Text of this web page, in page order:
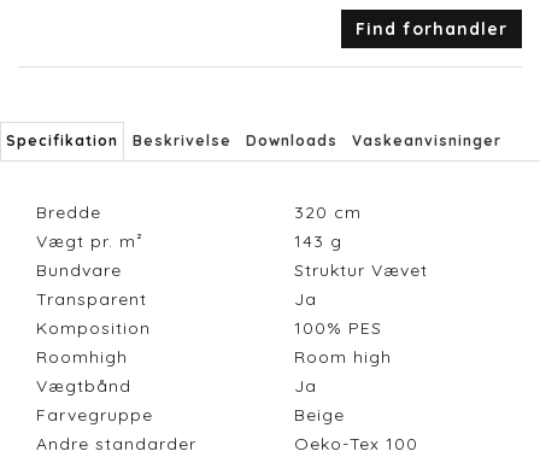
Find forhandler
Specifikation Beskrivelse Downloads Vaskeanvisninger
Bredde 320 cm
Vægt pr. m²
143 g
Bundvare
Struktur Vævet
Transparent
Ja
Komposition
100% PES
Roomhigh
Room high
Vægtbånd
Ja
Farvegruppe
Beige
Andre standarder
Oeko-Tex 100